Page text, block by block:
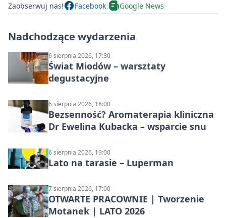
Zaobserwuj nas! Facebook Google News
Nadchodzące wydarzenia
6 sierpnia 2026, 17:30
Świat Miodów – warsztaty
degustacyjne
6 sierpnia 2026, 18:00
Bezsenność? Aromaterapia kliniczna
Dr Ewelina Kubacka – wsparcie snu
6 sierpnia 2026, 19:00
Lato na tarasie – Luperman
7 sierpnia 2026, 17:00
OTWARTE PRACOWNIE | Tworzenie
Motanek | LATO 2026